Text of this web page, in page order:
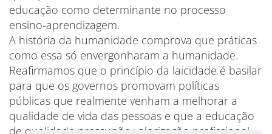
educação como determinante no processo
ensino-aprendizagem.
A história da humanidade comprova que práticas
como essa só envergonharam a humanidade.
Reafirmamos que o princípio da laicidade é basilar
para que os governos promovam políticas
públicas que realmente venham a melhorar a
qualidade de vida das pessoas e que a educação
de qualidade pressupõe valorização profissional,